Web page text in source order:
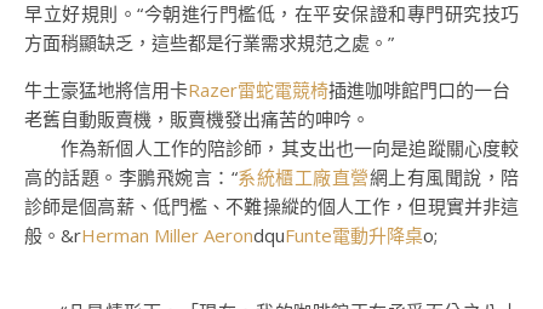
早立好規則。“今朝進行門檻低，在平安保證和專門研究技巧
方面稍顯缺乏，這些都是行業需求規范之處。”
牛土豪猛地將信用卡Razer雷蛇電競椅插進咖啡館門口的一台
老舊自動販賣機，販賣機發出痛苦的呻吟。
作為新個人工作的陪診師，其支出也一向是追蹤關心度較
高的話題。李鵬飛婉言：“系統櫃工廠直營網上有風聞說，陪
診師是個高薪、低門檻、不難操縱的個人工作，但現實并非這
般。&rHerman Miller AerondquFunte電動升降桌o;